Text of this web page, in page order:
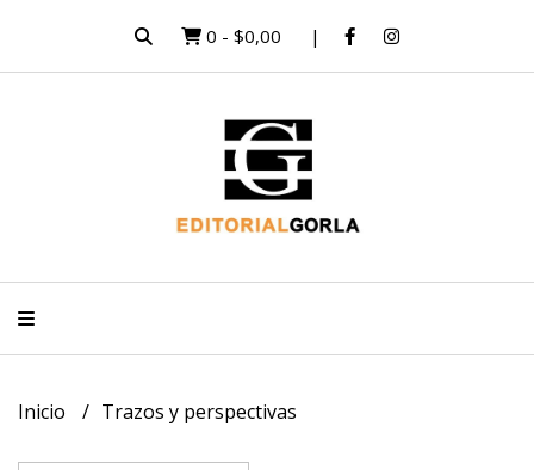
0 - $0,00
Inicio Trazos y perspectivas